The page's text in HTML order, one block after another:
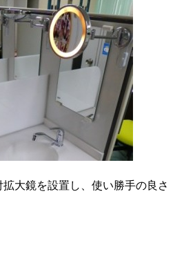
大鏡を設置し、使い勝手の良さ